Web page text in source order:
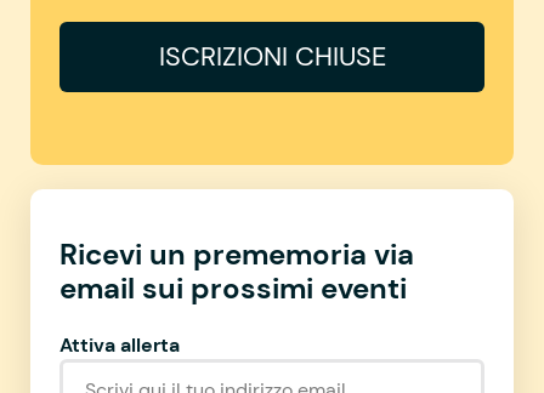
ISCRIZIONI CHIUSE
Ricevi un prememoria via
email sui prossimi eventi
Attiva allerta